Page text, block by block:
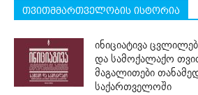
თვითმმართველობის ისტორია
ინიციატივა
და სამოქალაქო
მაგალითები
საქართველოში